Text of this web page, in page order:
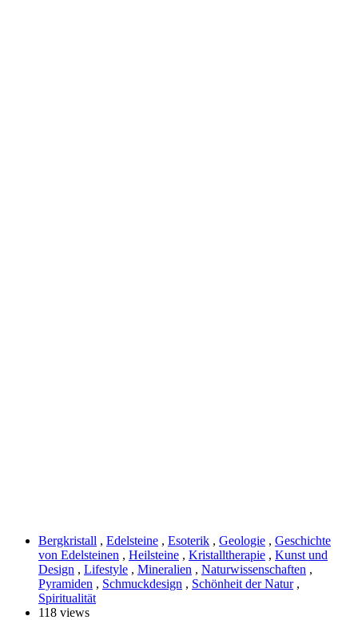
Bergkristall , Edelsteine , Esoterik , Geologie , Geschichte
von Edelsteinen , Heilsteine , Kristalltherapie , Kunst und
Design , Lifestyle , Mineralien , Naturwissenschaften ,
Pyramiden , Schmuckdesign , Schönheit der Natur,
Spiritualität
118 views